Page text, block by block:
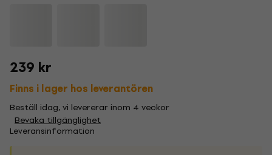
239 kr
Finns i lager hos leverantören
Beställ idag, vi levererar inom 4 veckor
Bevaka tillgänglighet
Leveransinformation